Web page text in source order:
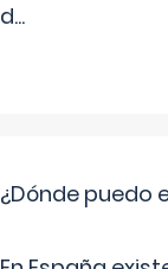
d...
¿Dónde puedo